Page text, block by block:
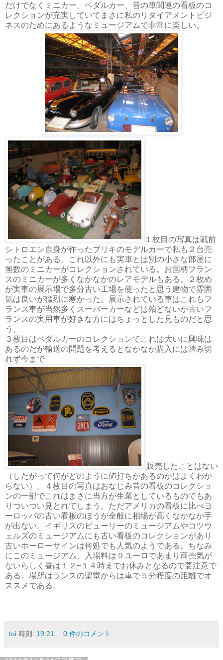
だけでなくミニカー、ペダルカー、昔の車関連の看板のコ
レクションが充実していてまさに私のリタイアメントビジ
ネスのためにあるようなミュージアムで非常に楽しい。
１枚目の写真は戦前
シトロエン自身が作ったブリキのモデルカーで私も２台売
ったことがある。これ以外にも実車とは別の小さな部屋に
無数のミニカーがコレクションされている。お国柄フラン
スのミニカーが多くなかなかのレアモデルもある。２枚め
が実車の展示場で多分古い工場を使ったと思う建物で雰囲
気は良いが猛烈に寒かった。展示されている車はこれもフ
ランス車が当然多くスーパーカーなどは殆どないが古いフ
ランスの実用車が好きな方にはちょっとした見ものだと思
う。
３枚目はペダルカーのコレクションでこれは大いに興味は
あるのだが輸送の問題を考えるとなかなか購入には踏み切
れず今まで
販売したことはない
（したがって何がどのように値打ちがあるのかはよくわか
らない）。４枚目の写真はおなじみ昔の看板のコレクショ
ンの一部でこれはまさに当方が生業としているものでもあ
りついつい見とれてしまう。ただアメリカの看板に比べヨ
ーロッパの古い看板のほうが全般に相場が高くなかなか手
が出ない。イギリスのビューリーのミュージアムやコツウ
ェルズのミュージアムにも古い看板のコレクションがあり
古いホーローサインは何処でも人気のようである。ちなみ
にこのミュージアム、入場料は９ユーロであまり商売気が
ないらしく昼は１２−１４時までお休みとなるので要注意で
ある。場所はランスの聖堂からは車で５分程度の距離でオ
ススメである。
toi 時刻: 19:21 0 件のコメント: